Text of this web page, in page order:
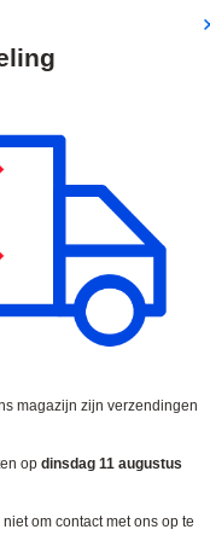
Verzendingen worden